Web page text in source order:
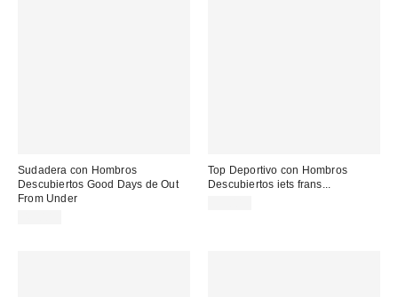
Sudadera con Hombros
Descubiertos Good Days de Out
From Under
Top Deportivo con Hombros
Descubiertos iets frans...